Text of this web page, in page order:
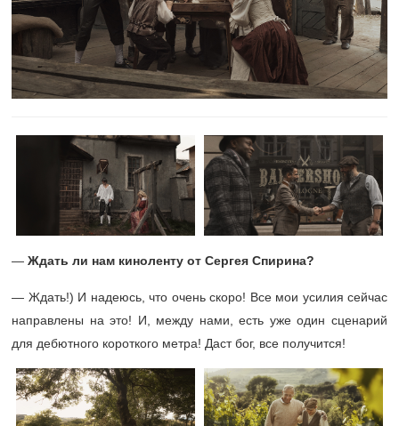
— Ждать ли нам киноленту от Сергея Спирина?
— Ждать!) И надеюсь, что очень скоро! Все мои усилия сейчас
направлены на это! И, между нами, есть уже один сценарий
для дебютного короткого метра! Даст бог, все получится!